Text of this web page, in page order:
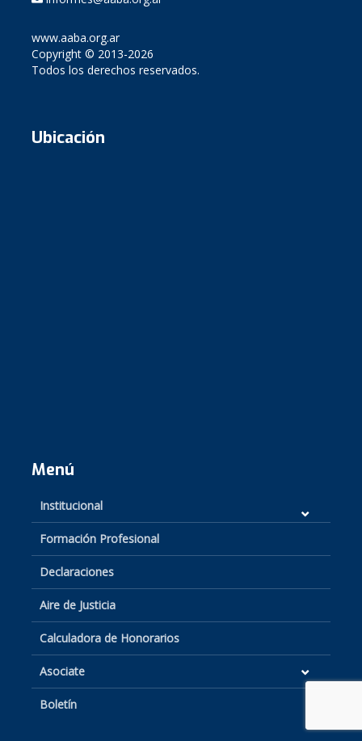
www.aaba.org.ar
Copyright © 2013-2026
Todos los derechos reservados.
Ubicación
Menú
Institucional
Formación Profesional
Declaraciones
Aire de Justicia
Calculadora de Honorarios
Asociate
Boletín